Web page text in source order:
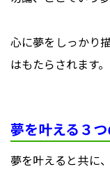
心に夢をしっかり
はもたらされます。
夢を叶える３
夢を叶えると共に